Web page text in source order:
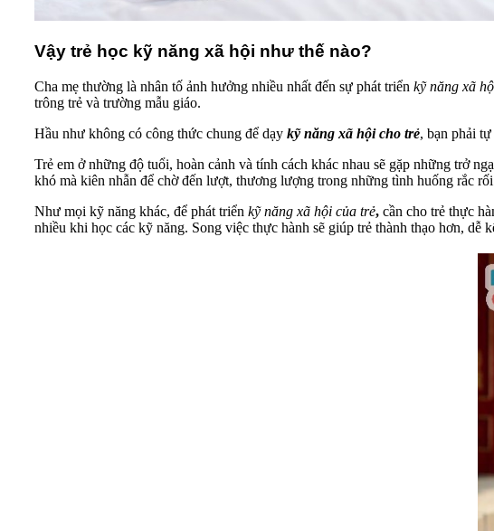
Vậy trẻ học kỹ năng xã hội như thế nào?
Cha mẹ thường là nhân tố ảnh hưởng nhiều nhất đến sự phát triển kỹ năng xã
trông trẻ và trường mẫu giáo.
Hầu như không có công thức chung để dạy kỹ năng xã hội cho trẻ, bạn phải
Trẻ em ở những độ tuổi, hoàn cảnh và tính cách khác nhau sẽ gặp những trở
khó mà kiên nhẫn để chờ đến lượt, thương lượng trong những tình huống rắc
Như mọi kỹ năng khác, để phát triển kỹ năng xã hội của trẻ, cần cho trẻ thực
nhiều khi học các kỹ năng. Song việc thực hành sẽ giúp trẻ thành thạo hơn, dễ